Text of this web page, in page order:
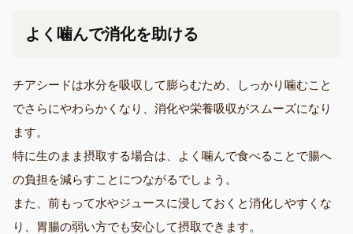
よく噛んで消化を助ける
チアシードは水分を吸収して膨らむため、しっかり噛むこと
でさらにやわらかくなり、消化や栄養吸収がスムーズになり
ます。
特に生のまま摂取する場合は、よく噛んで食べることで腸へ
の負担を減らすことにつながるでしょう。
また、前もって水やジュースに浸しておくと消化しやすくな
り、胃腸の弱い方でも安心して摂取できます。